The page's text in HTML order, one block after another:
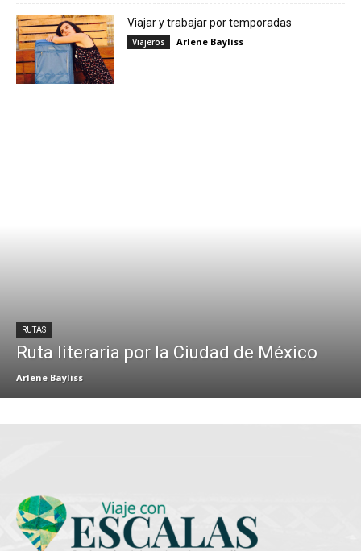
Viajar y trabajar por temporadas
Viajeros Arlene Bayliss
RUTAS
Ruta literaria por la Ciudad de México
Arlene Bayliss